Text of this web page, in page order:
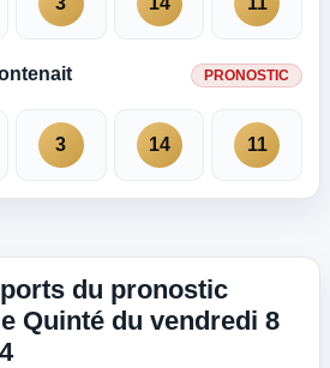
PRONOSTIC
3 14 11
du pronostic
Quinté du vendredi 8